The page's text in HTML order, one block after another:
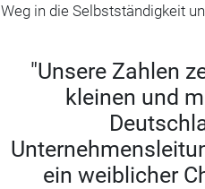
Weg in die Selbstständigkeit
"Unsere Zahlen
kleinen und
ein weiblicher